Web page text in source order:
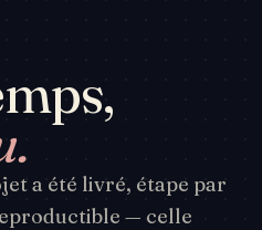
a été livré, étape par
— celle